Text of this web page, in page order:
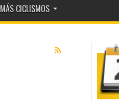
MÁS CICLISMOS